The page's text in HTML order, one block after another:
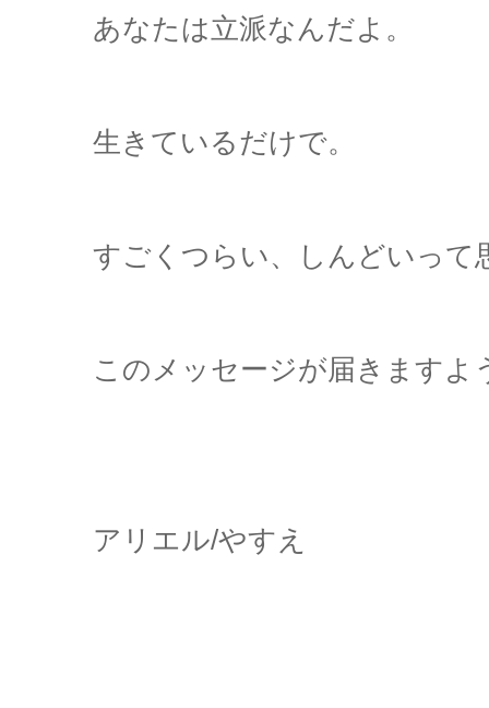
あなたは立派なんだよ。
生きているだけで。
すごくつらい、しんどいって
このメッセージが届きますよ
アリエル/やすえ